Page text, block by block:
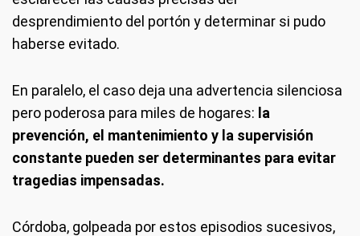
desprendimiento del portón y determinar si pudo
haberse evitado.
En paralelo, el caso deja una advertencia silenciosa
pero poderosa para miles de hogares: la
prevención, el mantenimiento y la supervisión
constante pueden ser determinantes para evitar
tragedias impensadas.
Córdoba, golpeada por estos episodios sucesivos,